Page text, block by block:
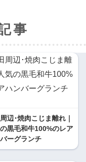
事
辺･焼肉こじま離れ｜
黒毛和牛100%のレア
ーグランチ